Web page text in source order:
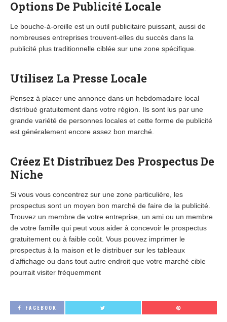
Options De Publicité Locale
Le bouche-à-oreille est un outil publicitaire puissant, aussi de
nombreuses entreprises trouvent-elles du succès dans la
publicité plus traditionnelle ciblée sur une zone spécifique.
Utilisez La Presse Locale
Pensez à placer une annonce dans un hebdomadaire local
distribué gratuitement dans votre région. Ils sont lus par une
grande variété de personnes locales et cette forme de publicité
est généralement encore assez bon marché.
Créez Et Distribuez Des Prospectus De
Niche
Si vous vous concentrez sur une zone particulière, les
prospectus sont un moyen bon marché de faire de la publicité.
Trouvez un membre de votre entreprise, un ami ou un membre
de votre famille qui peut vous aider à concevoir le prospectus
gratuitement ou à faible coût. Vous pouvez imprimer le
prospectus à la maison et le distribuer sur les tableaux
d’affichage ou dans tout autre endroit que votre marché cible
pourrait visiter fréquemment
FACEBOOK